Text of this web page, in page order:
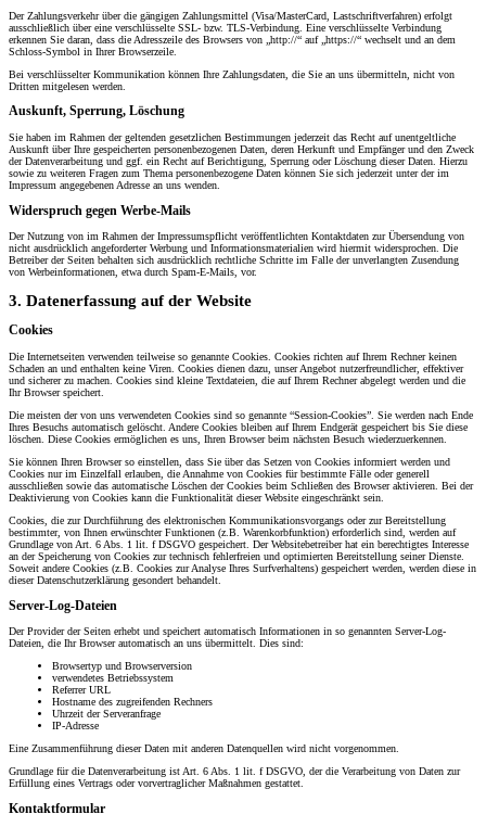
Der Zahlungsverkehr über die gängigen Zahlungsmittel (Visa/MasterCard, Lastschriftverfahren) erfolgt
ausschließlich über eine verschlüsselte SSL- bzw. TLS-Verbindung. Eine verschlüsselte Verbindung
erkennen Sie daran, dass die Adresszeile des Browsers von „http://“ auf „https://“ wechselt und an dem
Schloss-Symbol in Ihrer Browserzeile.
Bei verschlüsselter Kommunikation können Ihre Zahlungsdaten, die Sie an uns übermitteln, nicht von
Dritten mitgelesen werden.
Auskunft, Sperrung, Löschung
Sie haben im Rahmen der geltenden gesetzlichen Bestimmungen jederzeit das Recht auf unentgeltliche
Auskunft über Ihre gespeicherten personenbezogenen Daten, deren Herkunft und Empfänger und den Zweck
der Datenverarbeitung und ggf. ein Recht auf Berichtigung, Sperrung oder Löschung dieser Daten. Hierzu
sowie zu weiteren Fragen zum Thema personenbezogene Daten können Sie sich jederzeit unter der im
Impressum angegebenen Adresse an uns wenden.
Widerspruch gegen Werbe-Mails
Der Nutzung von im Rahmen der Impressumspflicht veröffentlichten Kontaktdaten zur Übersendung von
nicht ausdrücklich angeforderter Werbung und Informationsmaterialien wird hiermit widersprochen. Die
Betreiber der Seiten behalten sich ausdrücklich rechtliche Schritte im Falle der unverlangten Zusendung
von Werbeinformationen, etwa durch Spam-E-Mails, vor.
3. Datenerfassung auf der Website
Cookies
Die Internetseiten verwenden teilweise so genannte Cookies. Cookies richten auf Ihrem Rechner keinen
Schaden an und enthalten keine Viren. Cookies dienen dazu, unser Angebot nutzerfreundlicher, effektiver
und sicherer zu machen. Cookies sind kleine Textdateien, die auf Ihrem Rechner abgelegt werden und die
Ihr Browser speichert.
Die meisten der von uns verwendeten Cookies sind so genannte “Session-Cookies”. Sie werden nach Ende
Ihres Besuchs automatisch gelöscht. Andere Cookies bleiben auf Ihrem Endgerät gespeichert bis Sie diese
löschen. Diese Cookies ermöglichen es uns, Ihren Browser beim nächsten Besuch wiederzuerkennen.
Sie können Ihren Browser so einstellen, dass Sie über das Setzen von Cookies informiert werden und
Cookies nur im Einzelfall erlauben, die Annahme von Cookies für bestimmte Fälle oder generell
ausschließen sowie das automatische Löschen der Cookies beim Schließen des Browser aktivieren. Bei der
Deaktivierung von Cookies kann die Funktionalität dieser Website eingeschränkt sein.
Cookies, die zur Durchführung des elektronischen Kommunikationsvorgangs oder zur Bereitstellung
bestimmter, von Ihnen erwünschter Funktionen (z.B. Warenkorbfunktion) erforderlich sind, werden auf
Grundlage von Art. 6 Abs. 1 lit. f DSGVO gespeichert. Der Websitebetreiber hat ein berechtigtes Interesse
an der Speicherung von Cookies zur technisch fehlerfreien und optimierten Bereitstellung seiner Dienste.
Soweit andere Cookies (z.B. Cookies zur Analyse Ihres Surfverhaltens) gespeichert werden, werden diese in
dieser Datenschutzerklärung gesondert behandelt.
Server-Log-Dateien
Der Provider der Seiten erhebt und speichert automatisch Informationen in so genannten Server-Log-
Dateien, die Ihr Browser automatisch an uns übermittelt. Dies sind:
Browsertyp und Browserversion
verwendetes Betriebssystem
Referrer URL
Hostname des zugreifenden Rechners
Uhrzeit der Serveranfrage
IP-Adresse
Eine Zusammenführung dieser Daten mit anderen Datenquellen wird nicht vorgenommen.
Grundlage für die Datenverarbeitung ist Art. 6 Abs. 1 lit. f DSGVO, der die Verarbeitung von Daten zur
Erfüllung eines Vertrags oder vorvertraglicher Maßnahmen gestattet.
Kontaktformular